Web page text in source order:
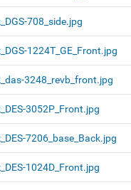
708_side.jpg
1224T_GE_Front.jpg
3248_revb_front.jpg
3052P_Front.jpg
7206_base_Back.jpg
1024D_Front.jpg